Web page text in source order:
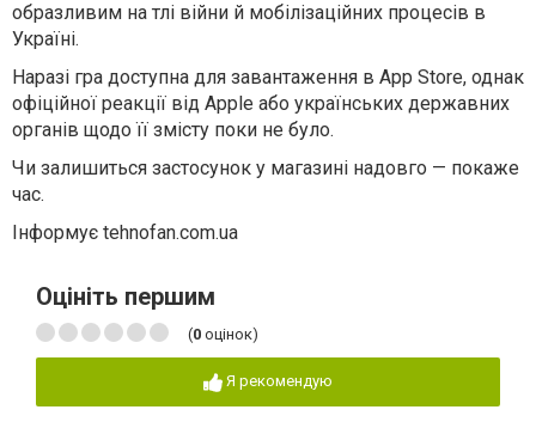
образливим на тлі війни й мобілізаційних процесів в
Україні.
Наразі гра доступна для завантаження в App Store, однак
офіційної реакції від Apple або українських державних
органів щодо її змісту поки не було.
Чи залишиться застосунок у магазині надовго — покаже
час.
Інформує tehnofan.com.ua
Оцініть першим
(0 оцінок)
Я рекомендую